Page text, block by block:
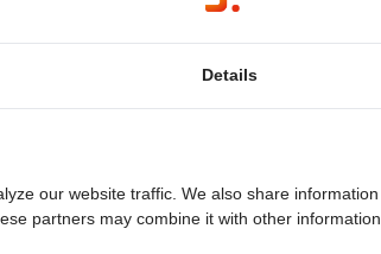
Details
our website traffic. We also share information
partners may combine it with other information